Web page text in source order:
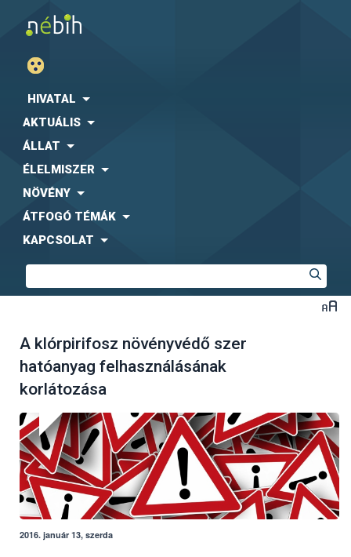
HIVATAL
AKTUÁLIS
ÁLLAT
ÉLELMISZER
NÖVÉNY
ÁTFOGÓ TÉMÁK
KAPCSOLAT
A klórpirifosz növényvédő szer
hatóanyag felhasználásának
korlátozása
2016. január 13, szerda